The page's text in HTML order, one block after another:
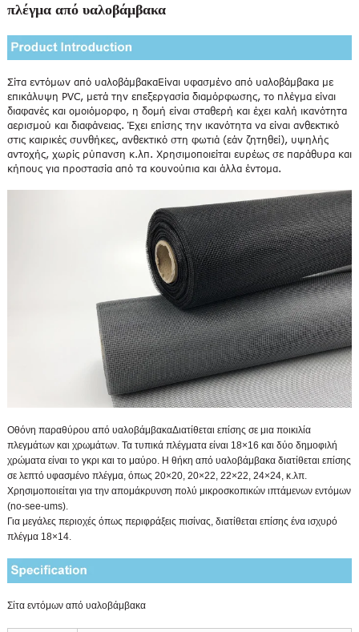
πλέγμα από υαλοβάμβακα
Σίτα εντόμων από υαλοβάμβακαΕίναι υφασμένο από υαλοβάμβακα με
επικάλυψη PVC, μετά την επεξεργασία διαμόρφωσης, το πλέγμα είναι
διαφανές και ομοιόμορφο, η δομή είναι σταθερή και έχει καλή ικανότητα
αερισμού και διαφάνειας. Έχει επίσης την ικανότητα να είναι ανθεκτικό
στις καιρικές συνθήκες, ανθεκτικό στη φωτιά (εάν ζητηθεί), υψηλής
αντοχής, χωρίς ρύπανση κ.λπ. Χρησιμοποιείται ευρέως σε παράθυρα και
κήπους για προστασία από τα κουνούπια και άλλα έντομα.
Οθόνη παραθύρου από υαλοβάμβακαΔιατίθεται επίσης σε μια ποικιλία
πλεγμάτων και χρωμάτων. Τα τυπικά πλέγματα είναι 18×16 και δύο δημοφιλή
χρώματα είναι το γκρι και το μαύρο. Η θήκη από υαλοβάμβακα διατίθεται επίσης
σε λεπτό υφασμένο πλέγμα, όπως 20×20, 20×22, 22×22, 24×24, κ.λπ.
Χρησιμοποιείται για την απομάκρυνση πολύ μικροσκοπικών ιπτάμενων εντόμων
(no-see-ums).
Για μεγάλες περιοχές όπως περιφράξεις πισίνας, διατίθεται επίσης ένα ισχυρό
πλέγμα 18×14.
Σίτα εντόμων από υαλοβάμβακα